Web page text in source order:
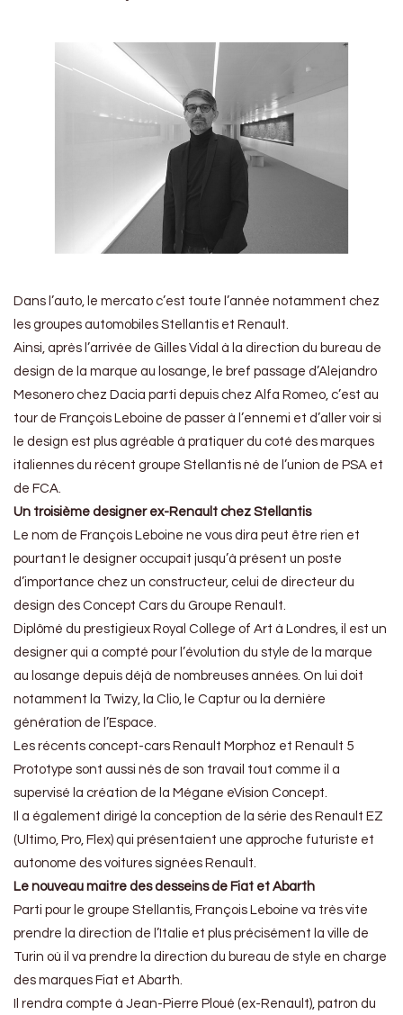
Dans l’auto, le mercato c’est toute l’année notamment chez
les groupes automobiles Stellantis et Renault.
Ainsi, après l’arrivée de Gilles Vidal à la direction du bureau de
design de la marque au losange, le bref passage d’Alejandro
Mesonero chez Dacia parti depuis chez Alfa Romeo, c’est au
tour de François Leboine de passer à l’ennemi et d’aller voir si
le design est plus agréable à pratiquer du coté des marques
italiennes du récent groupe Stellantis né de l’union de PSA et
de FCA.
Un troisième designer ex-Renault chez Stellantis
Le nom de François Leboine ne vous dira peut être rien et
pourtant le designer occupait jusqu’à présent un poste
d’importance chez un constructeur, celui de directeur du
design des Concept Cars du Groupe Renault.
Diplômé du prestigieux Royal College of Art à Londres, il est un
designer qui a compté pour l’évolution du style de la marque
au losange depuis déjà de nombreuses années. On lui doit
notamment la Twizy, la Clio, le Captur ou la dernière
génération de l’Espace.
Les récents concept-cars Renault Morphoz et Renault 5
Prototype sont aussi nés de son travail tout comme il a
supervisé la création de la Mégane eVision Concept.
Il a également dirigé la conception de la série des Renault EZ
(Ultimo, Pro, Flex) qui présentaient une approche futuriste et
autonome des voitures signées Renault.
Le nouveau maitre des desseins de Fiat et Abarth
Parti pour le groupe Stellantis, François Leboine va très vite
prendre la direction de l’Italie et plus précisément la ville de
Turin où il va prendre la direction du bureau de style en charge
des marques Fiat et Abarth.
Il rendra compte à Jean-Pierre Ploué (ex-Renault), patron du